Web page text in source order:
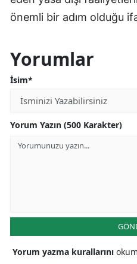
önemli bir adım olduğu
Yorumlar
İsim*
Yorum Yazın (500 Karakter)
Yorum yazma kurallarını